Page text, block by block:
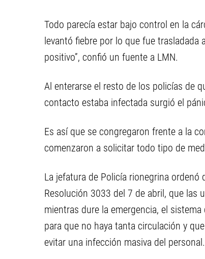
Todo parecía estar bajo control en la
levantó fiebre por lo que fue trasladada
positivo”, confió un fuente a LMN.
Al enterarse el resto de los policías de
contacto estaba infectada surgió el
Es así que se congregaron frente a la
comenzaron a solicitar todo tipo de
La jefatura de Policía rionegrina
Resolución 3033 del 7 de abril, que las
mientras dure la emergencia, el
para que no haya tanta circulación y
evitar una infección masiva del personal.